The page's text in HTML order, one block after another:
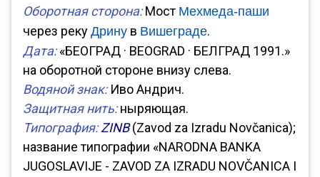
Оборотная сторона:Мост Мехмеда-паши
через реку Дрину в Вишеграде.
Дата:«БЕОГРАД · BEOGRAD · БЕЛГРАД 1991.»
на оборотной стороне внизу слева.
Водяной знак:Иво Андрич.
Защитная нить:ныряющая.
Типография:ZINB(Zavod za Izradu Novčanica);
название типографии «NARODNA BANKA
JUGOSLAVIJE - ZAVOD ZA IZRADU NOVČANICA I